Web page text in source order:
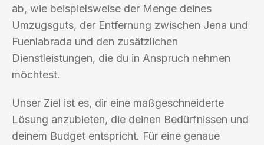
ab, wie beispielsweise der Menge deines
Umzugsguts, der Entfernung zwischen Jena und
Fuenlabrada und den zusätzlichen
Dienstleistungen, die du in Anspruch nehmen
möchtest.
Unser Ziel ist es, dir eine maßgeschneiderte
Lösung anzubieten, die deinen Bedürfnissen und
deinem Budget entspricht. Für eine genaue